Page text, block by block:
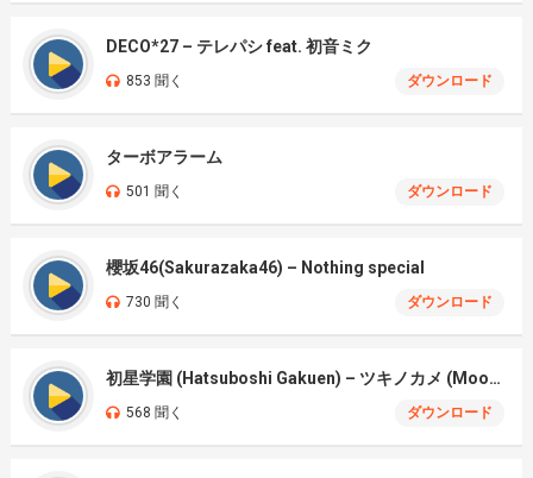
DECO*27 – テレパシ feat. 初音ミク
853 聞く ダウンロード
ターボアラーム
501 聞く ダウンロード
櫻坂46(Sakurazaka46) – Nothing special
730 聞く ダウンロード
初星学園 (Hatsuboshi Gakuen) – ツキノカメ (Moon Turtle)
568 聞く ダウンロード